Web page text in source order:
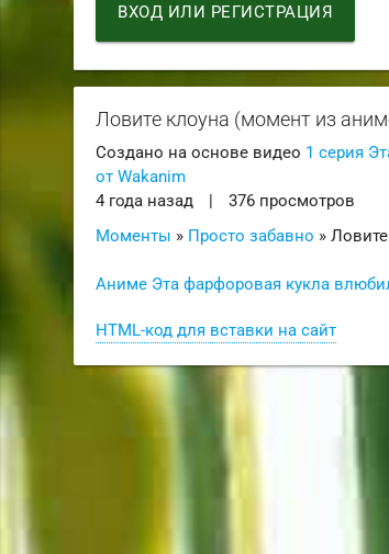
ВХОД ИЛИ РЕГИСТРАЦИЯ
Ловите клоуна (момент из
Создано на основе видео 1 серия
от Wakanim
4 года назад
|
376 просмотров
Моменты » Просто забавно »
Аниме Эта фарфоровая кукла
HTML-код для вставки на сайт